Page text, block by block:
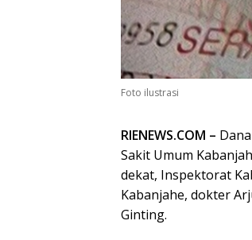
Foto ilustrasi
RIENEWS.COM –
Sakit Umum
dekat, Inspektorat
Kabanjahe, dokter
Ginting.